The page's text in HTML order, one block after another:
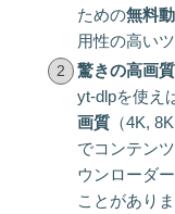
ための無料
用性の高い
驚きの高画
yt-dlpを使え
画質 （4K,
でコンテン
ウンローダ
ことがあり